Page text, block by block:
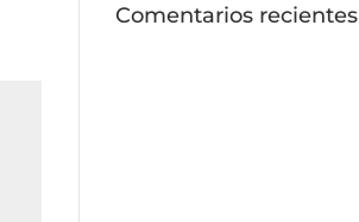
Comentarios recientes